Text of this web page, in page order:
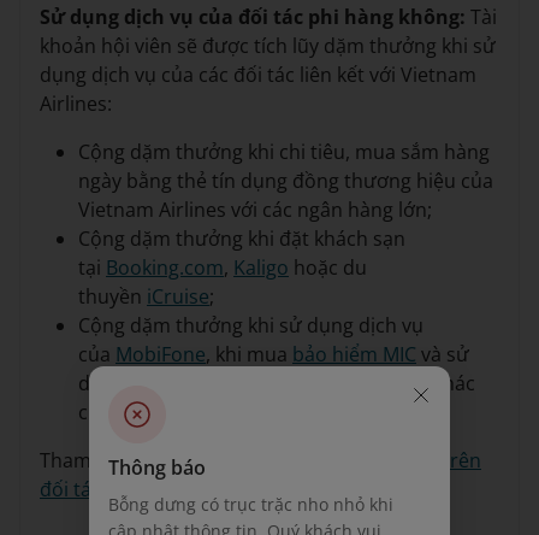
Thông báo
Bỗng dưng có trục trặc nho nhỏ khi
cập nhật thông tin. Quý khách vui
Sử dụng dịch vụ của đối tác phi hàng không: Tài
khoản hội viên sẽ được tích lũy dặm thưởng khi sử
dụng dịch vụ của các đối tác liên kết với Vietnam
Airlines:
Cộng dặm thưởng khi chi tiêu, mua sắm hàng
ngày bằng thẻ tín dụng đồng thương hiệu của
Vietnam Airlines với các ngân hàng lớn;
Cộng dặm thưởng khi đặt khách sạn
tại Booking.com, Kaligo hoặc du
thuyền iCruise;
Cộng dặm thưởng khi sử dụng dịch vụ
của MobiFone, khi mua bảo hiểm MIC và sử
dụng dịch vụ mua sắm trên các đối tác khác
của Vietnam Airlines, v.v.
Tham khảo thông tin chi tiết tại
tích lũy dặm trên
đối tác ngân hàng